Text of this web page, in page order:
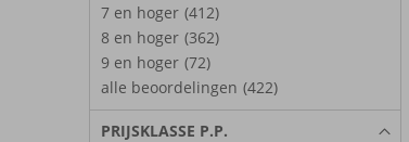
7 en hoger (412)
8 en hoger (362)
9 en hoger (72)
alle beoordelingen (422)
PRIJSKLASSE P.P.